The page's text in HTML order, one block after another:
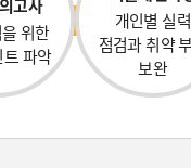
고사
위한
파악
개인별 실력
점검과 취약
보완